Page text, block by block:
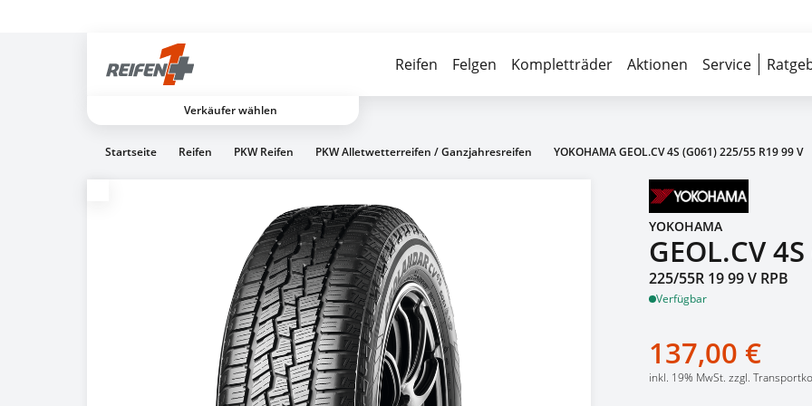
Verkäufer wählen
Reifen Felgen Kompletträder Aktionen Service
Startseite Reifen PKW Reifen PKW Alletwetterreifen / Ganzjahresreifen YOKOHAMA GEOL.CV 4S (G061) 225/55 R19 99 V
YOKOHAMA
GEOL.CV
225/55R 19 99 V RPB
137,00 €
inkl. 19% MwSt. zzgl.